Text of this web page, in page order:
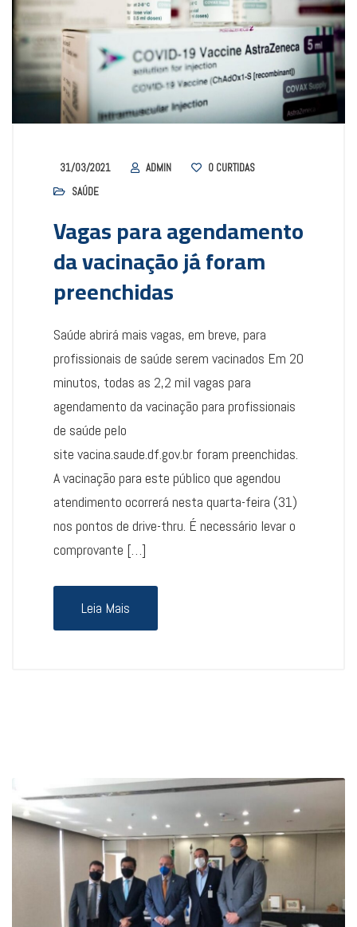
31/03/2021 ADMIN 0 CURTIDAS
SAÚDE
Vagas para agendamento
da vacinação já foram
preenchidas
Saúde abrirá mais vagas, em breve, para
profissionais de saúde serem vacinados Em 20
minutos, todas as 2,2 mil vagas para
agendamento da vacinação para profissionais
de saúde pelo
site vacina.saude.df.gov.br foram preenchidas.
A vacinação para este público que agendou
atendimento ocorrerá nesta quarta-feira (31)
nos pontos de drive-thru. É necessário levar o
comprovante […]
Leia Mais